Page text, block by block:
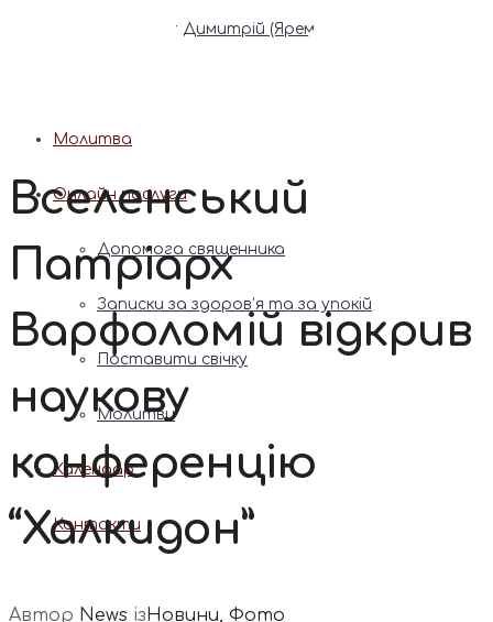
Патріарх Димитрій (Ярема)
Молитва
Онлайн послуги
Допомога священника
Записки за здоров’я та за упокій
Поставити свічку
Молитви
Календар
Контакти
Вселенський
Патріарх
Варфоломій відкрив
наукову
конференцію
“Халкидон”
Автор News ізНовини, Фото